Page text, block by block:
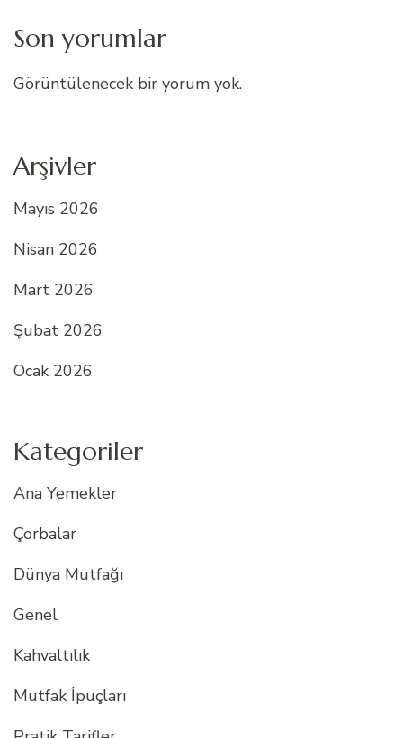
Son yorumlar
Görüntülenecek bir yorum yok.
Arşivler
Mayıs 2026
Nisan 2026
Mart 2026
Şubat 2026
Ocak 2026
Kategoriler
Ana Yemekler
Çorbalar
Dünya Mutfağı
Genel
Kahvaltılık
Mutfak İpuçları